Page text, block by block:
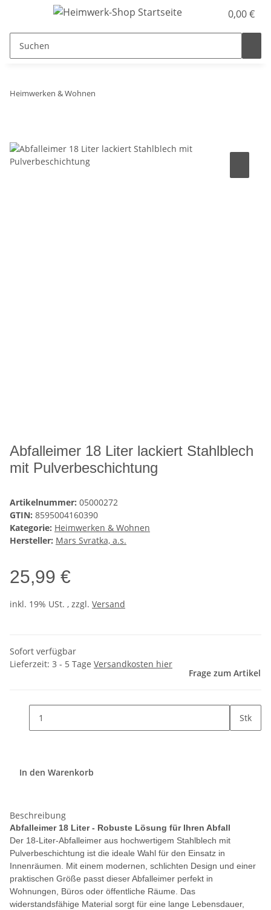
0,00 €
Heimwerken & Wohnen
Abfalleimer 18 Liter lackiert Stahlblech
mit Pulverbeschichtung
Artikelnummer: 05000272
GTIN: 8595004160390
Kategorie: Heimwerken & Wohnen
Hersteller: Mars Svratka, a.s.
25,99 €
inkl. 19% USt. , zzgl. Versand
Sofort verfügbar
Lieferzeit: 3 - 5 Tage Versandkosten hier
Frage zum Artikel
Stk
In den Warenkorb
Beschreibung
Abfalleimer 18 Liter - Robuste Lösung für Ihren Abfall
Der 18-Liter-Abfalleimer aus hochwertigem Stahlblech mit
Pulverbeschichtung ist die ideale Wahl für den Einsatz in
Innenräumen. Mit einem modernen, schlichten Design und einer
praktischen Größe passt dieser Abfalleimer perfekt in
Wohnungen, Büros oder öffentliche Räume. Das
widerstandsfähige Material sorgt für eine lange Lebensdauer,